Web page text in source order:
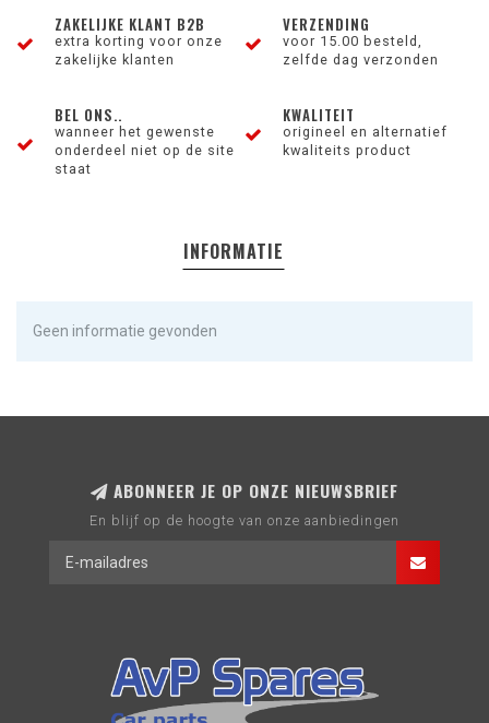
ZAKELIJKE KLANT B2B
extra korting voor onze
zakelijke klanten
VERZENDING
voor 15.00 besteld,
zelfde dag verzonden
BEL ONS..
wanneer het gewenste
onderdeel niet op de site
staat
KWALITEIT
origineel en alternatief
kwaliteits product
INFORMATIE
Geen informatie gevonden
ABONNEER JE OP ONZE NIEUWSBRIEF
En blijf op de hoogte van onze aanbiedingen